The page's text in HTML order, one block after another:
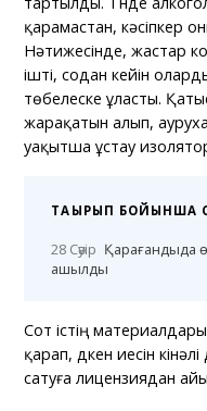
қарамастан, кәсіпкер
Нәтижесінде, жастар
ішті, содан кейін
төбелеске ұласты.
жарақатын алып,
уақытша ұстау
ТАҚЫРЫП БОЙЫНША
28 Сәуір Қарағандыда
ашылды
Сот істің
қарап, дүкен иесін
сатуға лицензиядан